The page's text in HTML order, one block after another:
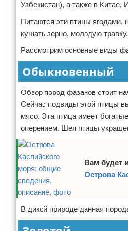
Узбекистан), а также в
Питаются эти птицы ягодами,
кушать зерно, молодую травку.
Рассмотрим основные виды
Обыкновенный
Обзор пород фазанов стоит
Сейчас подвиды этой птицы
мясо. Эта птица имеет
оперением. Шея птицы
Вам будет
Острова
В дикой природе данная